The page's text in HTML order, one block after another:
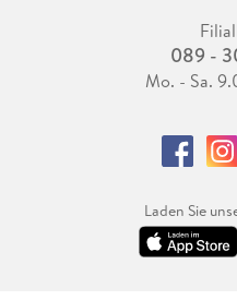
089 -
Mo. - Sa.
Laden Sie